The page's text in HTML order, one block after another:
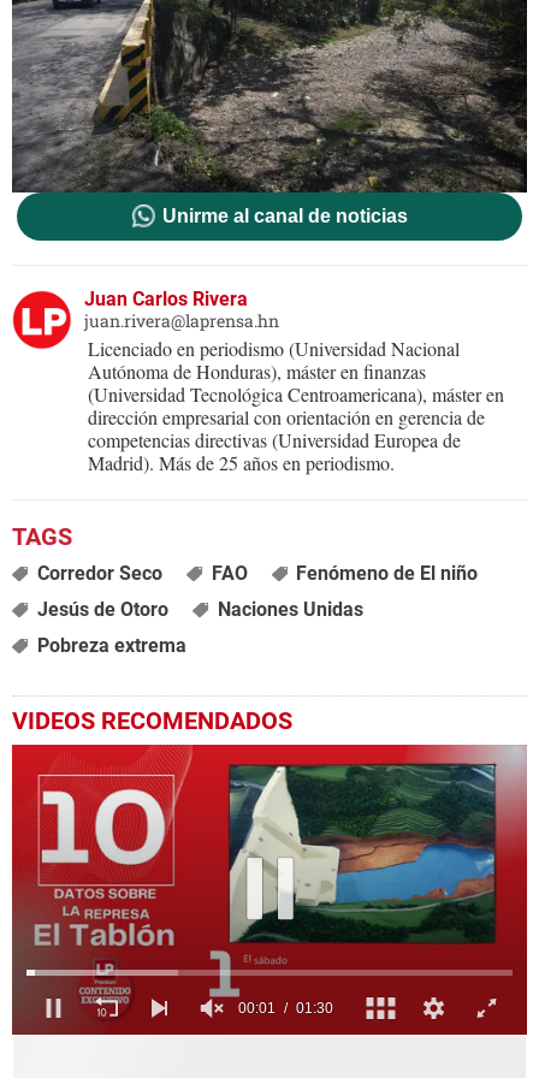
Unirme al canal de noticias
Juan Carlos Rivera
juan.rivera@laprensa.hn
Licenciado en periodismo (Universidad Nacional
Autónoma de Honduras), máster en finanzas
(Universidad Tecnológica Centroamericana), máster en
dirección empresarial con orientación en gerencia de
competencias directivas (Universidad Europea de
Madrid). Más de 25 años en periodismo.
Corredor Seco FAO
Fenómeno de El niño
Jesús de Otoro
Naciones Unidas
Pobreza extrema
VIDEOS RECOMENDADOS